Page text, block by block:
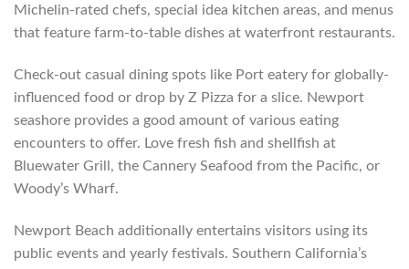
Michelin-rated chefs, special idea kitchen areas, and menus
that feature farm-to-table dishes at waterfront restaurants.
Check-out casual dining spots like Port eatery for globally-
influenced food or drop by Z Pizza for a slice. Newport
seashore provides a good amount of various eating
encounters to offer. Love fresh fish and shellfish at
Bluewater Grill, the Cannery Seafood from the Pacific, or
Woody’s Wharf.
Newport Beach additionally entertains visitors using its
public events and yearly festivals. Southern California’s